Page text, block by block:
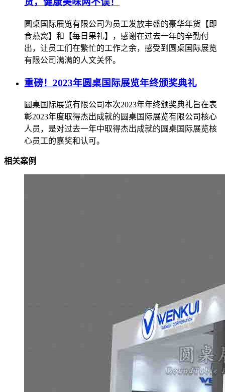
圆桌国际展览有限公司为员工发放丰盛的豪华年货【即
食燕窝】和【每日果礼】，感谢在过去一年的辛勤付
出，让员工们在繁忙的工作之余，感受到圆桌国际展览
有限公司满满的人文关怀。
重磅！2023年圆桌国际展览年终颁奖典礼
圆桌国际展览有限公司本次2023年年终颁奖典礼旨在表
彰2023年度取得杰出成就的圆桌国际展览有限公司核心
人员，是对过去一年中取得杰出成就的圆桌国际展览核
心员工的嘉奖和认可。
相关案例